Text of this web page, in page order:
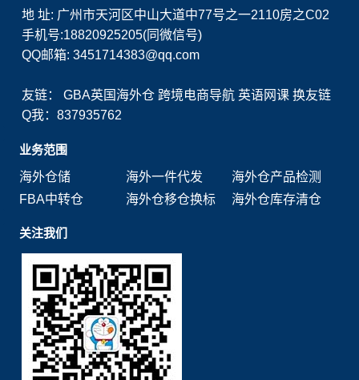
地 址: 广州市天河区中山大道中77号之一2110房之C02
手机号:18820925205(同微信号)
QQ邮箱: 3451714383@qq.com
友链：GBA英国海外仓 跨境电商导航 英语网课 换友链
Q我：837935762
业务范围
海外仓储
海外一件代发
海外仓产品检测
FBA中转仓
海外仓移仓换标 海外仓库存清仓
关注我们